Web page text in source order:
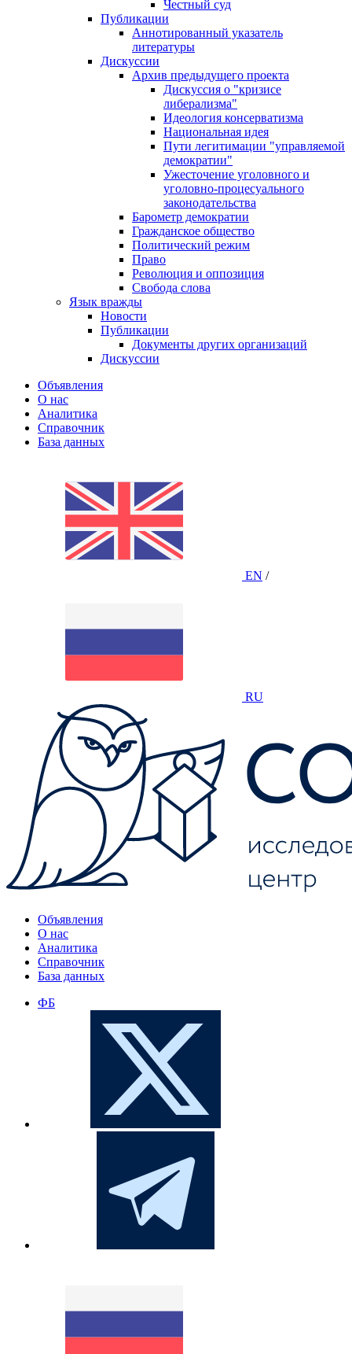
Честный суд
Публикации
Аннотированный указатель
литературы
Дискуссии
Архив предыдущего проекта
Дискуссия о "кризисе
либерализма"
Идеология консерватизма
Национальная идея
Пути легитимации "управляемой
демократии"
Ужесточение уголовного и
уголовно-процесуального
законодательства
Барометр демократии
Гражданское общество
Политический режим
Право
Революция и оппозиция
Свобода слова
Язык вражды
Новости
Публикации
Документы других организаций
Дискуссии
Объявления
О нас
Аналитика
Справочник
База данных
EN /
RU
Объявления
О нас
Аналитика
Справочник
База данных
ФБ